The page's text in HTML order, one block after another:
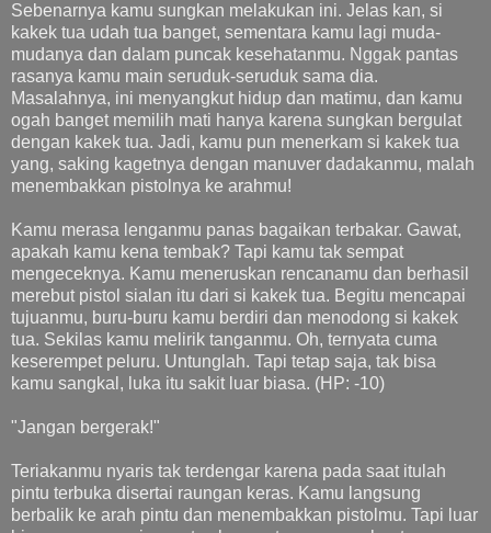
Sebenarnya kamu sungkan melakukan ini. Jelas kan, si
kakek tua udah tua banget, sementara kamu lagi muda-
mudanya dan dalam puncak kesehatanmu. Nggak pantas
rasanya kamu main seruduk-seruduk sama dia.
Masalahnya, ini menyangkut hidup dan matimu, dan kamu
ogah banget memilih mati hanya karena sungkan bergulat
dengan kakek tua. Jadi, kamu pun menerkam si kakek tua
yang, saking kagetnya dengan manuver dadakanmu, malah
menembakkan pistolnya ke arahmu!
Kamu merasa lenganmu panas bagaikan terbakar. Gawat,
apakah kamu kena tembak? Tapi kamu tak sempat
mengeceknya. Kamu meneruskan rencanamu dan berhasil
merebut pistol sialan itu dari si kakek tua. Begitu mencapai
tujuanmu, buru-buru kamu berdiri dan menodong si kakek
tua. Sekilas kamu melirik tanganmu. Oh, ternyata cuma
keserempet peluru. Untunglah. Tapi tetap saja, tak bisa
kamu sangkal, luka itu sakit luar biasa. (HP: -10)
"Jangan bergerak!"
Teriakanmu nyaris tak terdengar karena pada saat itulah
pintu terbuka disertai raungan keras. Kamu langsung
berbalik ke arah pintu dan menembakkan pistolmu. Tapi luar